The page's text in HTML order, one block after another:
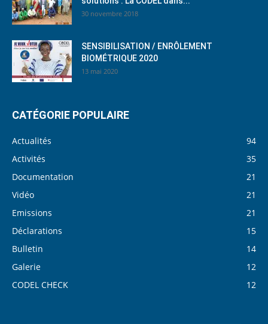
30 novembre 2018
SENSIBILISATION / ENRÔLEMENT
BIOMÉTRIQUE 2020
13 mai 2020
CATÉGORIE POPULAIRE
Actualités
94
Activités
35
Documentation
21
Vidéo
21
Emissions
21
Déclarations
15
Bulletin
14
Galerie
12
CODEL CHECK
12